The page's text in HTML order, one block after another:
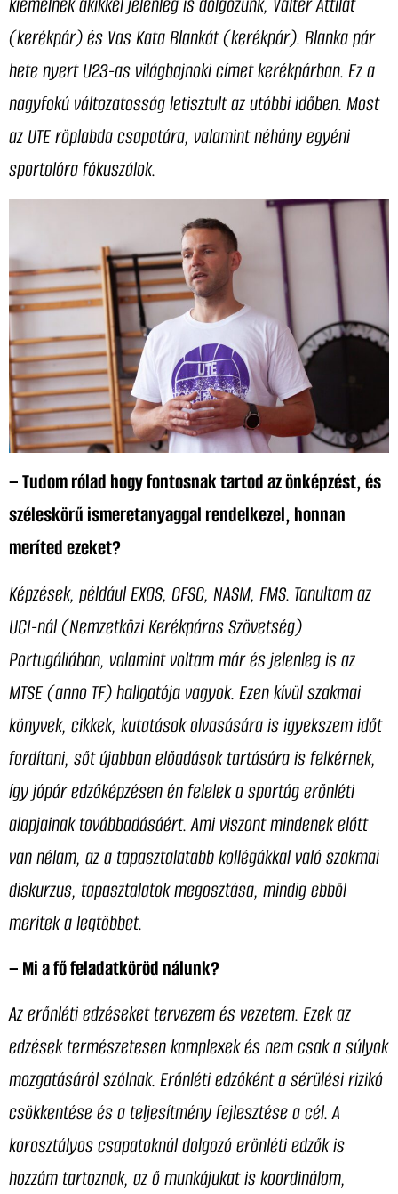
(kerékpár) és Vas Kata Blankát (kerékpár). Blanka pár
hete nyert U23-as világbajnoki címet kerékpárban.Ez a
nagyfokú változatosság letisztult az utóbbi időben. Most
az UTE röplabda csapatára, valamint néhány egyéni
sportolóra fókuszálok.
– Tudom rólad hogy fontosnak tartod az önképzést, és
széleskörű ismeretanyaggal rendelkezel, honnan
meríted ezeket?
Képzések, például EXOS, CFSC, NASM, FMS. Tanultam az
UCI-nál (Nemzetközi Kerékpáros Szövetség)
Portugáliában, valamint voltam már és jelenleg is az
MTSE (anno TF) hallgatója vagyok. Ezen kívül szakmai
könyvek, cikkek, kutatások olvasására is igyekszem időt
fordítani, sőt újabban előadások tartására is felkérnek,
így jópár edzőképzésen én felelek a sportág erőnléti
alapjainak továbbadásáért. Ami viszont mindenek előtt
van nélam, az a tapasztalatabb kollégákkal való szakmai
diskurzus, tapasztalatok megosztása, mindig ebből
merítek a legtöbbet.
– Mi a fő feladatköröd nálunk?
Az erőnléti edzéseket tervezem és vezetem. Ezek az
edzések természetesen komplexek és nem csak a súlyok
mozgatásáról szólnak. Erőnléti edzőként a sérülési rizikó
csökkentése és a teljesítmény fejlesztése a cél. A
korosztályos csapatoknál dolgozó erönléti edzők is
hozzám tartoznak, az ő munkájukat is koordinálom,